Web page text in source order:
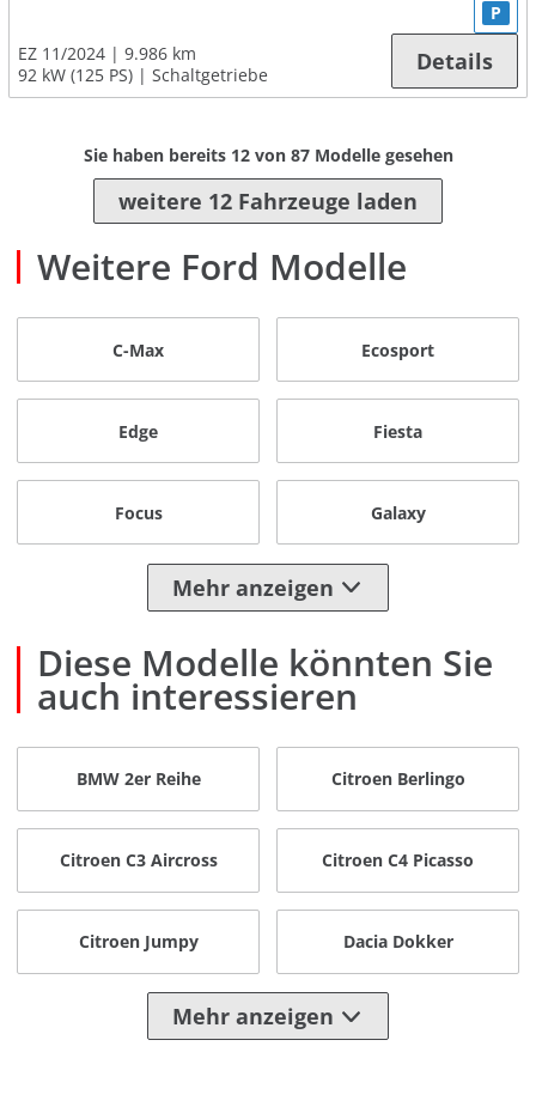
EZ 11/2024
9.986 km
92 kW (125 PS)
Schaltgetriebe
P
Details
Sie haben bereits 12von 87Modelle gesehen
weitere 12 Fahrzeuge laden
Weitere Ford Modelle
C-Max Ecosport
Edge Fiesta
Focus Galaxy
Mehr anzeigen
Diese Modelle könnten Sie
auch interessieren
BMW 2er Reihe Citroen Berlingo
Citroen C3 Aircross Citroen C4 Picasso
Citroen Jumpy Dacia Dokker
Mehr anzeigen